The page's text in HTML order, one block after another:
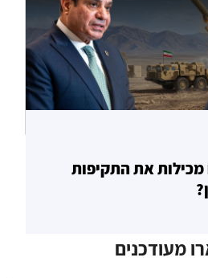
מכילות את התקיפות
מעודכנים